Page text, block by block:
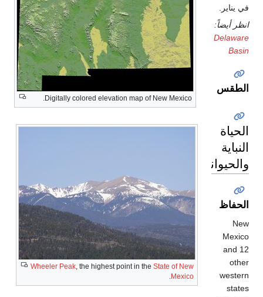
Digitally colored elevation map of New Mexico.
Wheeler Peak, the highest point in the
State of New
Mexico
.